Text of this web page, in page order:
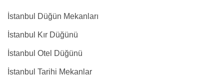
İstanbul Düğün Mekanları
İstanbul Kır Düğünü
İstanbul Otel Düğünü
İstanbul Tarihi Mekanlar